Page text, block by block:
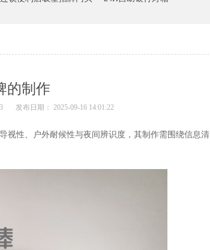
的制作
发布日期： 2025-09-16 14:01:22
视性、户外耐候性与夜间辨识度，其制作需围绕信息清